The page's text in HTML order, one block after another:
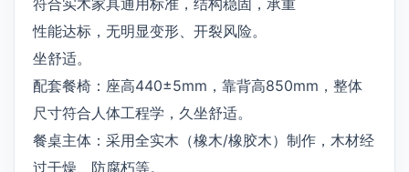
性能达标，无明显变形、开裂风险。
坐舒适。
配套餐椅：座高440±5mm，靠背高850mm，整体
尺寸符合人体工程学，久坐舒适。
餐桌主体：采用全实木（橡木/橡胶木）制作，木材经
过干燥、防腐朽等。